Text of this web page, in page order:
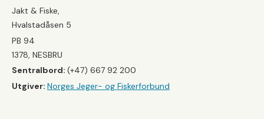
Jakt & Fiske,
Hvalstadåsen 5
PB 94
1378, NESBRU
Sentralbord: (+47) 667 92 200
Utgiver: Norges Jeger- og Fiskerforbund